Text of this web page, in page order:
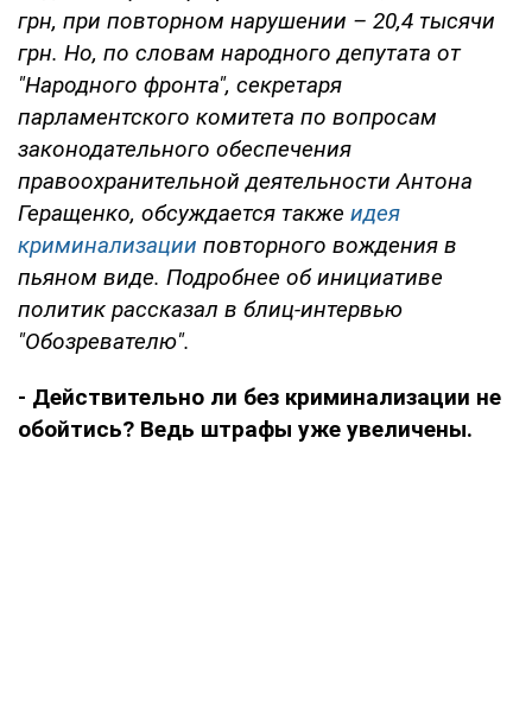
грн, при повторном нарушении – 20,4 тысячи
грн. Но, по словам народного депутата от
"Народного фронта", секретаря
парламентского комитета по вопросам
законодательного обеспечения
правоохранительной деятельности Антона
Геращенко, обсуждается также идея
криминализации повторного вождения в
пьяном виде. Подробнее об инициативе
политик рассказал в блиц-интервью
"Обозревателю".
- Действительно ли без криминализации не
обойтись? Ведь штрафы уже увеличены.